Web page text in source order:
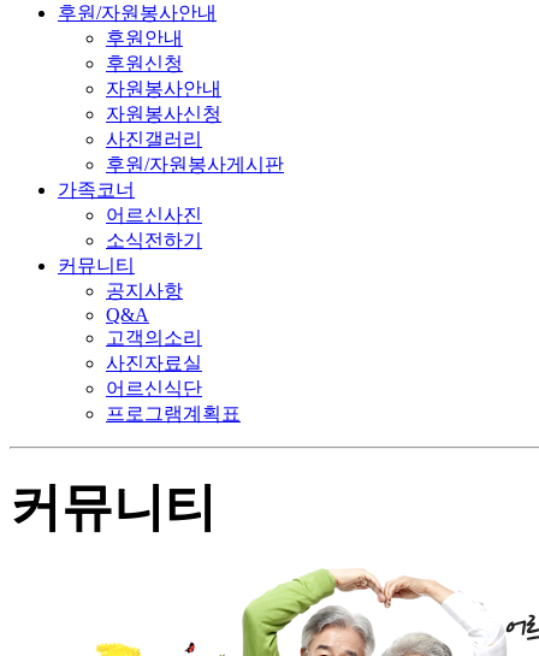
후원/자원봉사안내
후원안내
후원신청
자원봉사안내
자원봉사신청
사진갤러리
후원/자원봉사게시판
가족코너
어르신사진
소식전하기
커뮤니티
공지사항
Q&A
고객의소리
사진자료실
어르신식단
프로그램계획표
커뮤니티